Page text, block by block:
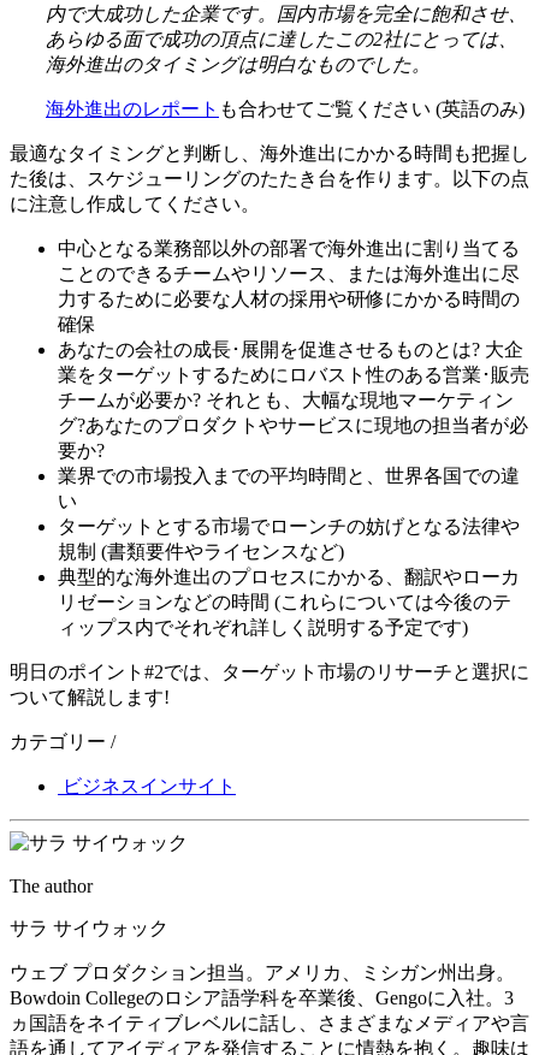
内で大成功した企業です。国内市場を完全に飽和させ、
あらゆる面で成功の頂点に達したこの2社にとっては、
海外進出のタイミングは明白なものでした。
海外進出のレポート も合わせてご覧ください (英語のみ)
最適なタイミングと判断し、海外進出にかかる時間も把握し
た後は、スケジューリングのたたき台を作ります。以下の点
に注意し作成してください。
中心となる業務部以外の部署で海外進出に割り当てる
ことのできるチームやリソース、または海外進出に尽
力するために必要な人材の採用や研修にかかる時間の
確保
あなたの会社の成長･展開を促進させるものとは? 大企
業をターゲットするためにロバスト性のある営業･販売
チームが必要か? それとも、大幅な現地マーケティン
グ?あなたのプロダクトやサービスに現地の担当者が必
要か?
業界での市場投入までの平均時間と、世界各国での違
い
ターゲットとする市場でローンチの妨げとなる法律や
規制 (書類要件やライセンスなど)
典型的な海外進出のプロセスにかかる、翻訳やローカ
リゼーションなどの時間 (これらについては今後のテ
ィップス内でそれぞれ詳しく説明する予定です)
明日のポイント#2では、ターゲット市場のリサーチと選択に
ついて解説します!
カテゴリー /
ビジネスインサイト
The author
サラ サイウォック
ウェブ プロダクション担当。アメリカ、ミシガン州出身。
Bowdoin Collegeのロシア語学科を卒業後、Gengoに入社。3
ヵ国語をネイティブレベルに話し、さまざまなメディアや言
語を通してアイディアを発信することに情熱を抱く。趣味は